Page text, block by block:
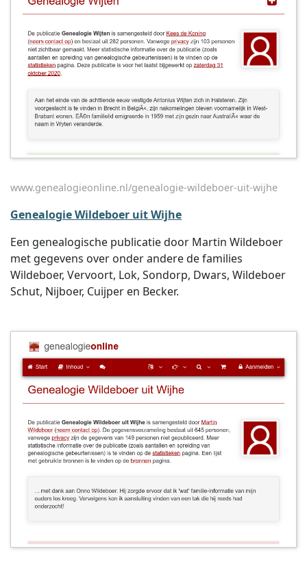
www.genealogieonline.nl/genealogie-wildeboer-uit-wijhe
Genealogie Wildeboer uit Wijhe
Een genealogische publicatie door Martin Wildeboer
met gegevens over onder andere de families
Wildeboer, Vervoort, Lok, Sondorp, Dwars, Wildeboer
Schut, Nijboer, Cuijper en Becker.